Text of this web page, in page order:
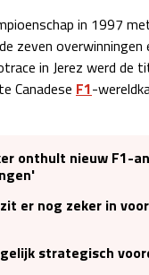
in 1997
zeven
in Jerez werd de
Canadese F1-
onthult nieuw F1-
er nog zeker in
strategisch